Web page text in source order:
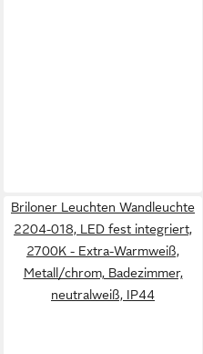
Briloner Leuchten Wandleuchte
2204-018, LED fest integriert,
2700K - Extra-Warmweiß,
Metall/chrom, Badezimmer,
neutralweiß, IP44